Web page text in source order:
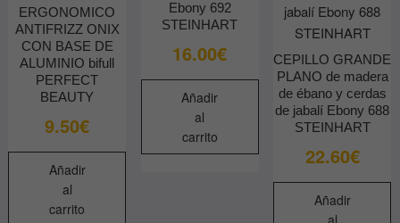
ERGONOMICO
ANTIFRIZZ ONIX
CON BASE DE
ALUMINIO bifull
PERFECT
BEAUTY
9.50€
Añadir
al
carrito
Ebony 692
STEINHART
16.00€
Añadir
al
carrito
CEPILLO GRANDE
PLANO de madera
de ébano y cerdas
de jabalí Ebony 688
STEINHART
22.60€
Añadir
al